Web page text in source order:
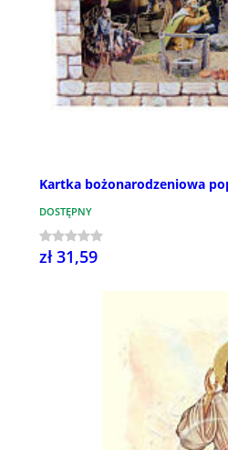
Kartka bożonarodzeniowa
DOSTĘPNY
zł 31,59